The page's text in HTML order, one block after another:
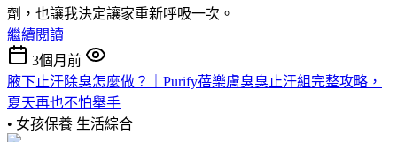
劑，也讓我決定讓家重新呼吸一次。
繼續閱讀
3個月前
腋下止汗除臭怎麼做？｜Purify蓓樂膚臭臭止汗組完整攻略，
夏天再也不怕舉手
• 女孩保養 生活綜合